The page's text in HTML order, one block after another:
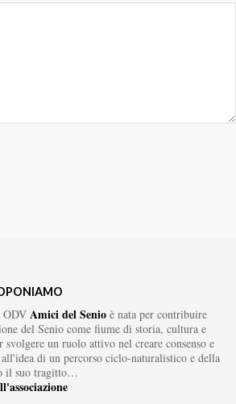
ODV Amici del Senioè nata per contribuire
del Senio come fiume di storia, cultura e
svolgere un ruolo attivo nel creare consenso e
di un percorso ciclo-naturalistico e della
il suo tragitto…